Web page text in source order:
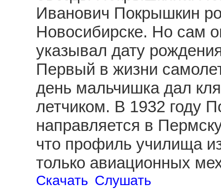
Иванович Покрышкин
Новосибирске. Но сам
указывал дату
Первый в жизни
день мальчишка дал
летчиком. В 1932 году
направляется в
что профиль училища
только авиационных
Скачать Слушать